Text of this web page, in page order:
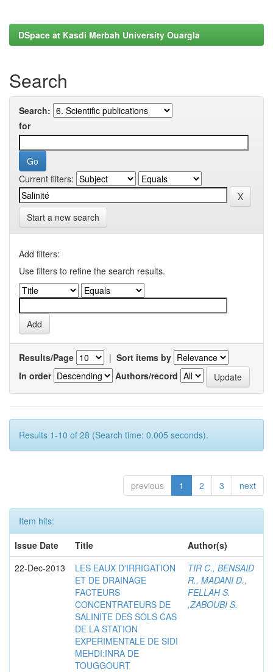
DSpace at Kasdi Merbah University Ouargla
Search
Search:
for
Current filters:
Start a new search
Add filters:
Use filters to refine the search results.
Results/Page | Sort items by
In order
Authors/record
Results 1-10 of 28 (Search time: 0.005 seconds).
previous 1 2 3 next
Item hits:
Issue Date
Title
Author(s)
22-Dec-2013
LES EAUX D'IRRIGATION
ET DE DRAINAGE
FACTEURS
CONCENTRATEURS DE
SALINITE DES SOLS CAS
DE LA STATION
EXPERIMENTALE DE SIDI
MEHDI:INRA DE
TOUGGOURT
TIR C., BENSAID
R., MADANI D.,
FELLAH S.
,ZABOUBI S.